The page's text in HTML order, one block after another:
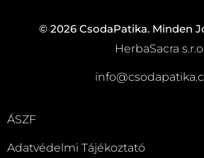
© 2026 CsodaPatika. Minden
HerbaSacra s.r.o
ÁSZF
Adatvédelmi Tájékoztató